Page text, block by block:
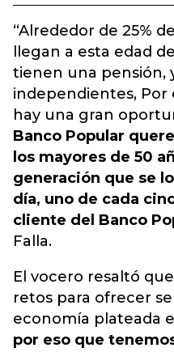
“Alrededor de 25%
llegan a esta edad
tienen una pensión,
independientes, Por
hay una gran
Banco Popular
los mayores de 50
generación que se
día, uno de cada
cliente del Banco
Falla.
El vocero resaltó
retos para ofrecer
economía plateada
por eso que